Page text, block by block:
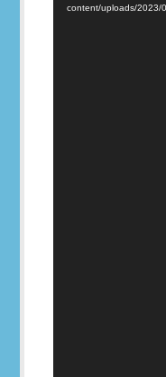
content/uploads/2023/